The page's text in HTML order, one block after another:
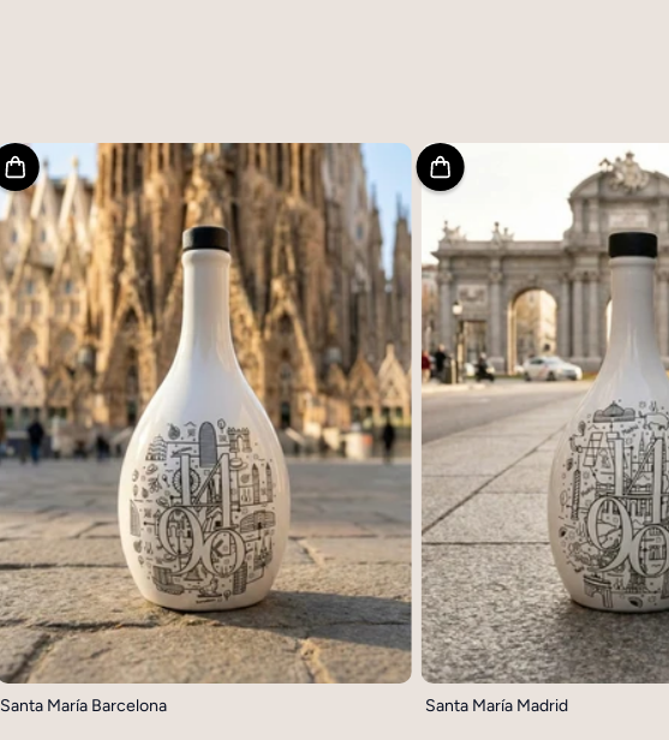
Santa María Barcelona Santa María Madrid